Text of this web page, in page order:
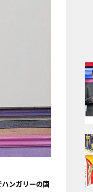
ハンガリーの国